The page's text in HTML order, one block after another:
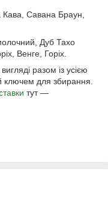
Кава, Савана Браун,
Дуб Тахо
Венге, Горіх.
разом із усією
ключем для збирання.
тут —